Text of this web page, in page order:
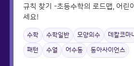
규칙 찾기 -초등수학의 로드맵, 어린
세요!
수학 수학일반 모양의수 데칼코마
패턴 수열 어수동 동아사이언스